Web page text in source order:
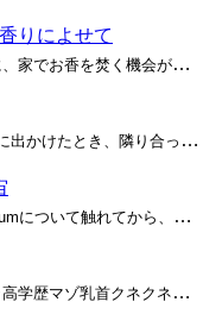
りによせて
今年に入ってから煙に触れる機会――特に、家でお香を焚く機会が増えていて、短いまたは長いスティック型か、数センチ程度のコーン型のものをいくつか揃えている。比較的細長い練った香であれば線香と呼ぶのが適当だろうが、SATYA サイババ ナグチャンパは細い竹ひごに香料が塗りつけてある製品...
少し前に電車で3駅くらい先にあるカフェに出かけたとき、隣り合った席――隣ではなく、ステンドグラスの間仕切りを挟んだ向こう側で、背中合わせと言った方が近いかもしれない――の5～6人のグループが大騒ぎしていた。私が休日に出かける少し遠くのカフェに求めるものは、ある程度の静けさや穏やか...
LTUバランスのことという記事でNodenariumについて触れてから、もう半年以上が経ちました。記事を書いた当初は2つか3つくらいの個人サイトしか紹介されていませんでしたが、11/1時点では6つのサイトが名を連ねていました。しばらく気付かなかったのですが、記事を公開して1週間ほ...
初対面の単色アイコン元カノ未練タラタラ高学歴マゾ乳首クネクネ性欲童貞（空手経験あり）が周りを格下だと判断して攻撃しまくるのって、散歩するたび知らん人に抱きついて腰振る犬見てるみたいで、ふつうに悲しかった。 かたぎりあまね（@amane_katagiri）:178732788267...